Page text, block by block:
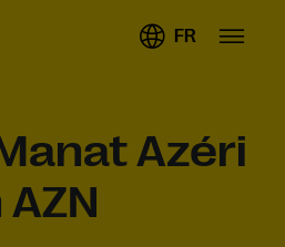
FR
Azéri
AZN